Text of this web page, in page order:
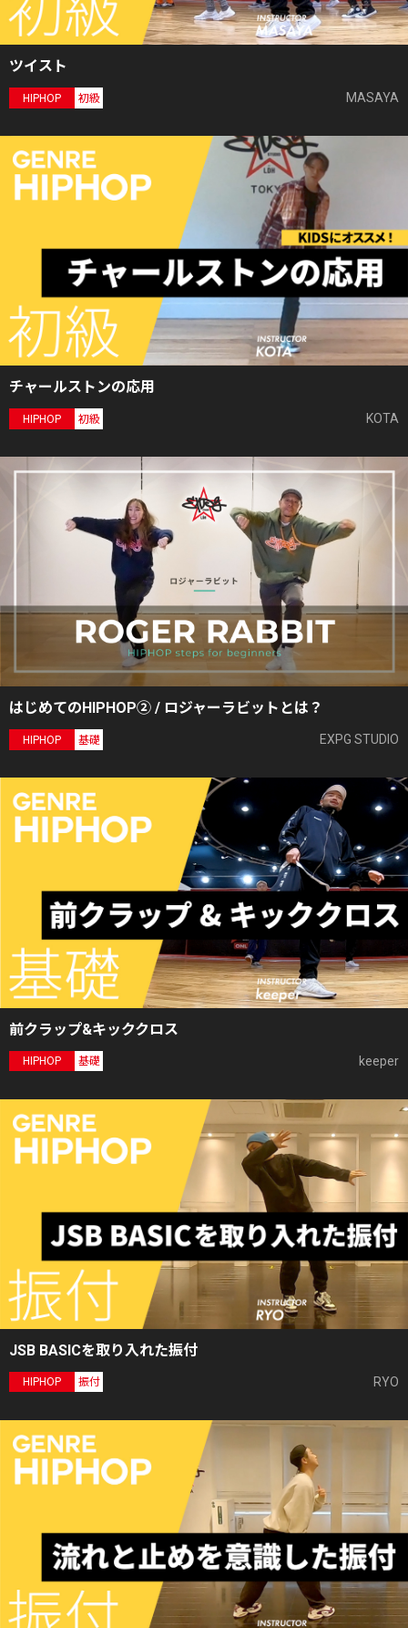
ツイスト
HIPHOP 初級 MASAYA
チャールストンの応用
HIPHOP 初級 KOTA
はじめてのHIPHOP② / ロジャーラビットとは？
HIPHOP 基礎 EXPG STUDIO
前クラップ&キッククロス
HIPHOP 基礎 keeper
JSB BASICを取り入れた振付
HIPHOP 振付 RYO